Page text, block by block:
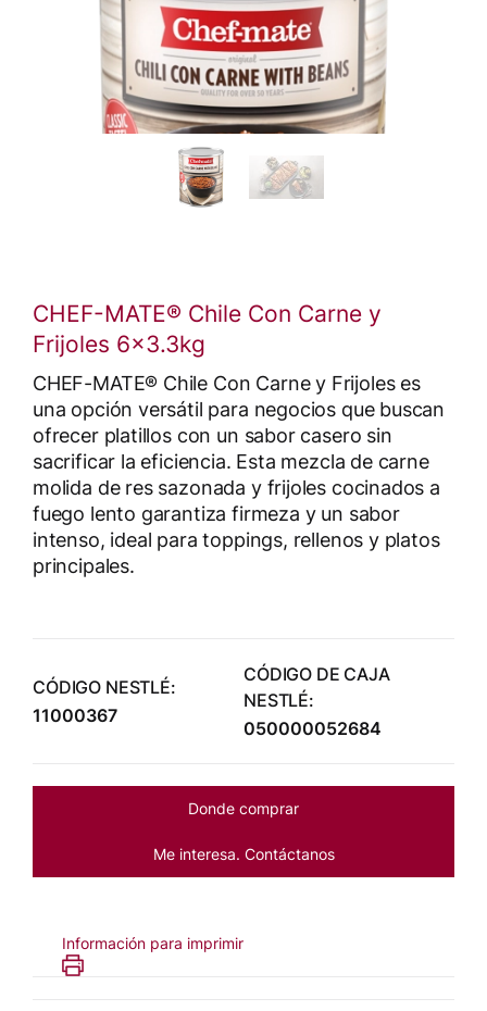
CHEF-MATE® Chile Con Carne y
Frijoles 6x3.3kg
CHEF-MATE® Chile Con Carne y Frijoles es
una opción versátil para negocios que buscan
ofrecer platillos con un sabor casero sin
sacrificar la eficiencia. Esta mezcla de carne
molida de res sazonada y frijoles cocinados a
fuego lento garantiza firmeza y un sabor
intenso, ideal para toppings, rellenos y platos
principales.
CÓDIGO NESTLÉ:
11000367
CÓDIGO DE CAJA
NESTLÉ:
050000052684
Donde comprar
Me interesa. Contáctanos
Información para imprimir